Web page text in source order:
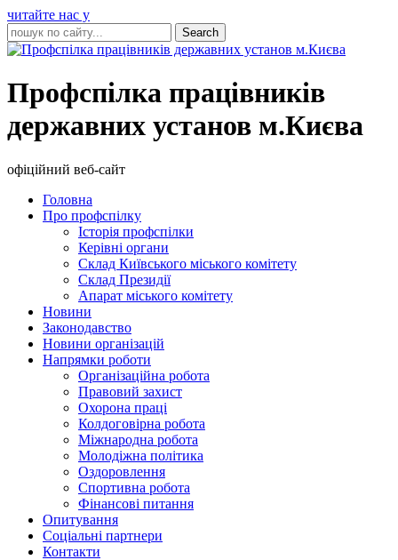
читайте нас у
Профспілка працівників
державних установ м.Києва
офіційний веб-сайт
Головна
Про профспілку
Історія профспілки
Керівні органи
Склад Київського міського комітету
Склад Президії
Апарат міського комітету
Новини
Законодавство
Новини організацій
Напрямки роботи
Організаційна робота
Правовий захист
Охорона праці
Колдоговірна робота
Міжнародна робота
Молодіжна політика
Оздоровлення
Спортивна робота
Фінансові питання
Опитування
Соціальні партнери
Контакти